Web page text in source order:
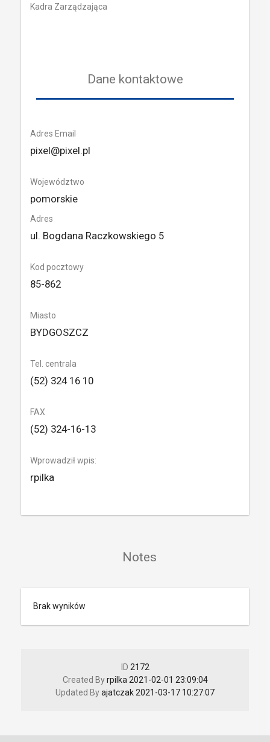
Kadra Zarządzająca
Dane kontaktowe
Adres Email
pixel@pixel.pl
Województwo
pomorskie
Adres
ul. Bogdana Raczkowskiego 5
Kod pocztowy
85-862
Miasto
BYDGOSZCZ
Tel. centrala
(52) 324 16 10
FAX
(52) 324-16-13
Wprowadził wpis:
rpilka
Notes
Brak wyników
ID 2172
Created Byrpilka 2021-02-01 23:09:04
Updated Byajatczak 2021-03-17 10:27:07